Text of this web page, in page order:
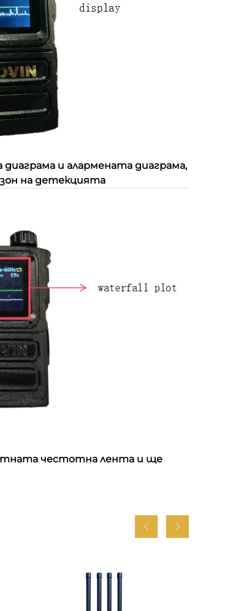
и алармената диаграма,
на детекцията
честотна лента и ще